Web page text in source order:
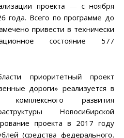
проекта — с ноября
года. Всего по программе до
привести в технически
состояние 577
приоритетный проект
дороги» реализуется в
развития
Новосибирской
проекта в 2017 году
(средства федерального,